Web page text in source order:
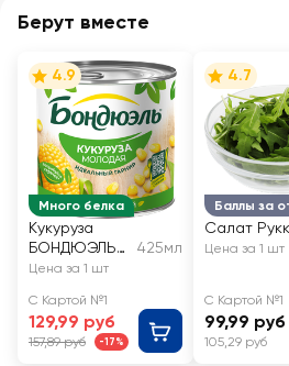
Берут вместе
Много белка
4.9
Кукуруза
БОНДЮЭЛЬ
молодая
425мл
Цена за 1 шт
С Картой №1
129,99 руб
157,89 руб -17%
Баллы за
4.7
Салат
Цена за 1 шт
С Картой №1
99,99 руб
105,29 руб